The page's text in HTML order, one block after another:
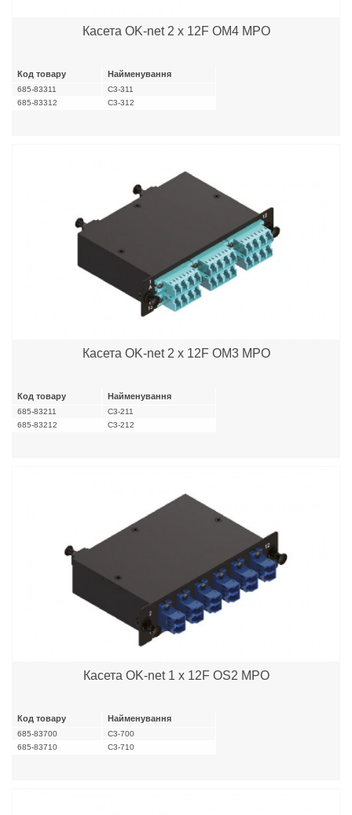
Касета OK-net 2 x 12F OM4 MPO
Код товару Найменування
685-83311
C3-311
685-83312
C3-312
Касета OK-net 2 x 12F OM3 MPO
Код товару Найменування
685-83211
C3-211
685-83212
C3-212
Касета OK-net 1 x 12F OS2 MPO
Код товару Найменування
685-83700
C3-700
685-83710
C3-710